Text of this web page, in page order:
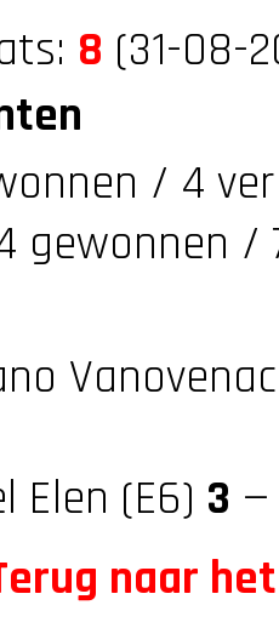
8 (31-08-
/ 4
gewonnen /
Elen (E6) 3
naar